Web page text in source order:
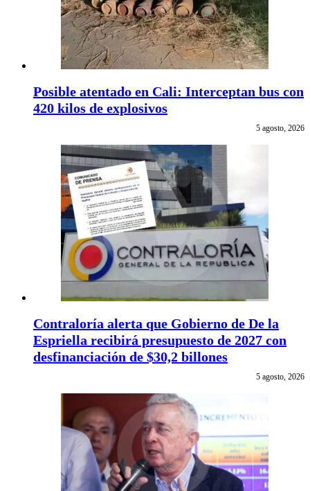
Posible atentado en Cali: Interceptan bus con
420 kilos de explosivos
5 agosto, 2026
Contraloría alerta que Gobierno de De la
Espriella recibirá presupuesto de 2027 con
desfinanciación de $30,2 billones
5 agosto, 2026